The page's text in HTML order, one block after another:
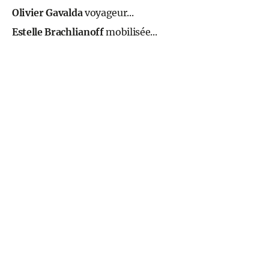
Olivier Gavaldavoyageur...
Estelle Brachlianoffmobilisée...